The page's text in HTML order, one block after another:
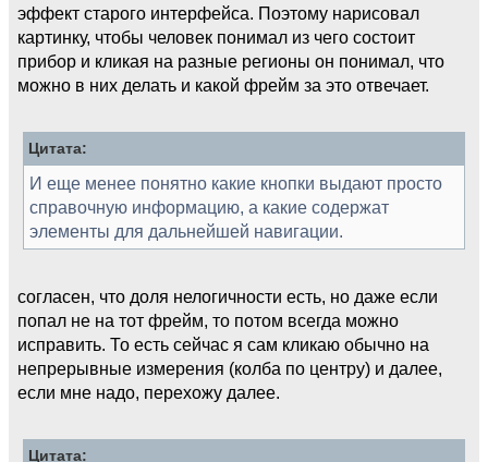
эффект старого интерфейса. Поэтому нарисовал
картинку, чтобы человек понимал из чего состоит
прибор и кликая на разные регионы он понимал, что
можно в них делать и какой фрейм за это отвечает.
Цитата:
И еще менее понятно какие кнопки выдают просто
справочную информацию, а какие содержат
элементы для дальнейшей навигации.
согласен, что доля нелогичности есть, но даже если
попал не на тот фрейм, то потом всегда можно
исправить. То есть сейчас я сам кликаю обычно на
непрерывные измерения (колба по центру) и далее,
если мне надо, перехожу далее.
Цитата: